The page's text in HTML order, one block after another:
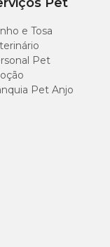
e Tosa
Pet
Pet Anjo